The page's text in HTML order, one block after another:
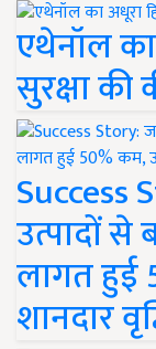
एथेनॉल
सुरक्षा
उत्पादों से
लागत हुई
शानदार